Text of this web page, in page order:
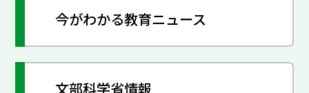
今がわかる教育ニュース
文部科学省情報